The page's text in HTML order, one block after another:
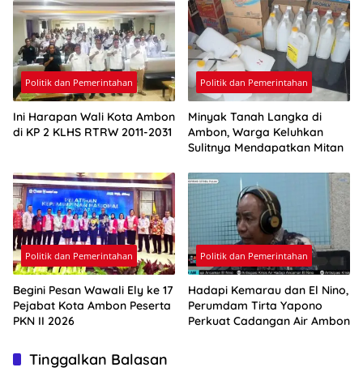
Politik dan Pemerintahan
Ini Harapan Wali Kota Ambon
di KP 2 KLHS RTRW 2011-2031
Politik dan Pemerintahan
Minyak Tanah Langka di
Ambon, Warga Keluhkan
Sulitnya Mendapatkan Mitan
Politik dan Pemerintahan
Begini Pesan Wawali Ely ke 17
Pejabat Kota Ambon Peserta
PKN II 2026
Politik dan Pemerintahan
Hadapi Kemarau dan El Nino,
Perumdam Tirta Yapono
Perkuat Cadangan Air Ambon
Tinggalkan Balasan